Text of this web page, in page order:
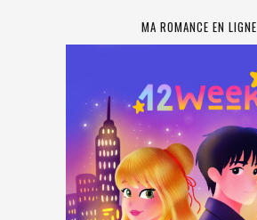
MA ROMANCE EN LIGNE